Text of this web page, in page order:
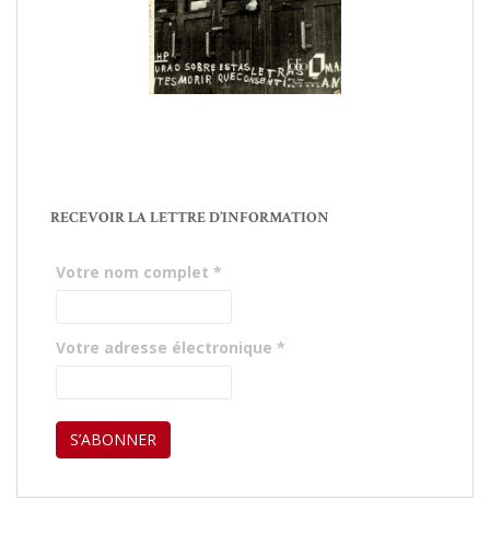
RECEVOIR LA LETTRE D’INFORMATION
Votre nom complet *
Votre adresse électronique *